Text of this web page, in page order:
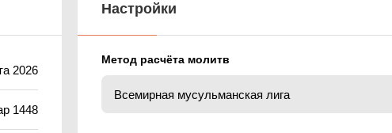
2026
1448
Настройки
Метод расчёта молитв